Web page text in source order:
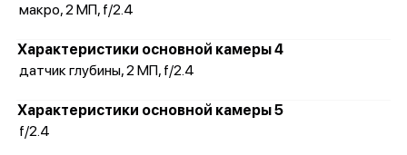
макро, 2 МП, f/2.4
Характеристики основной камеры 4
датчик глубины, 2 МП, f/2.4
Характеристики основной камеры 5
f/2.4